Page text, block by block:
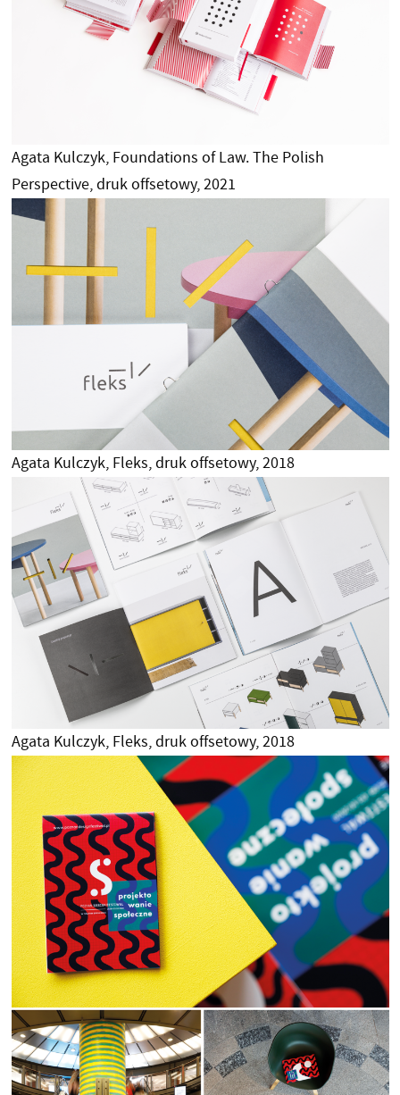
Agata Kulczyk, Foundations of Law. The Polish
Perspective, druk offsetowy, 2021
Agata Kulczyk, Fleks, druk offsetowy, 2018
Agata Kulczyk, Fleks, druk offsetowy, 2018